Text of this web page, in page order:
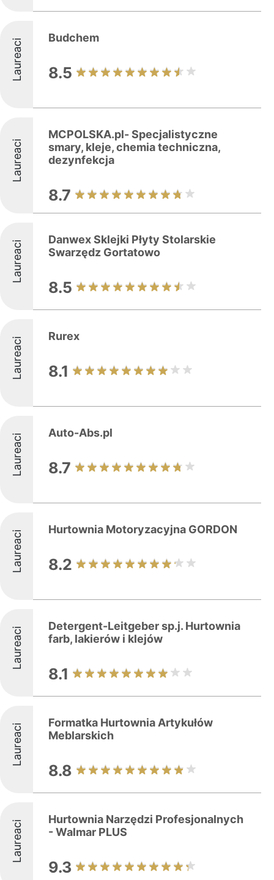
Laureaci Budchem
8.5
Laureaci
MCPOLSKA.pl- Specjalistyczne
smary, kleje, chemia techniczna,
dezynfekcja
8.7
Laureaci
Danwex Sklejki Płyty Stolarskie
Swarzędz Gortatowo
8.5
Laureaci Rurex
8.1
Laureaci Auto-Abs.pl
8.7
Laureaci Hurtownia Motoryzacyjna GORDON
8.2
Laureaci
Detergent-Leitgeber sp.j. Hurtownia
farb, lakierów i klejów
8.1
Laureaci
Formatka Hurtownia Artykułów
Meblarskich
8.8
Laureaci
Hurtownia Narzędzi Profesjonalnych
- Walmar PLUS
9.3